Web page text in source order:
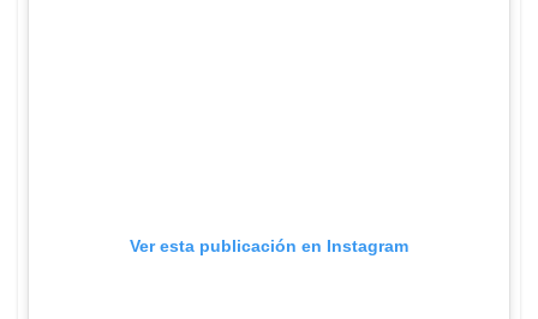
Ver esta publicación en Instagram